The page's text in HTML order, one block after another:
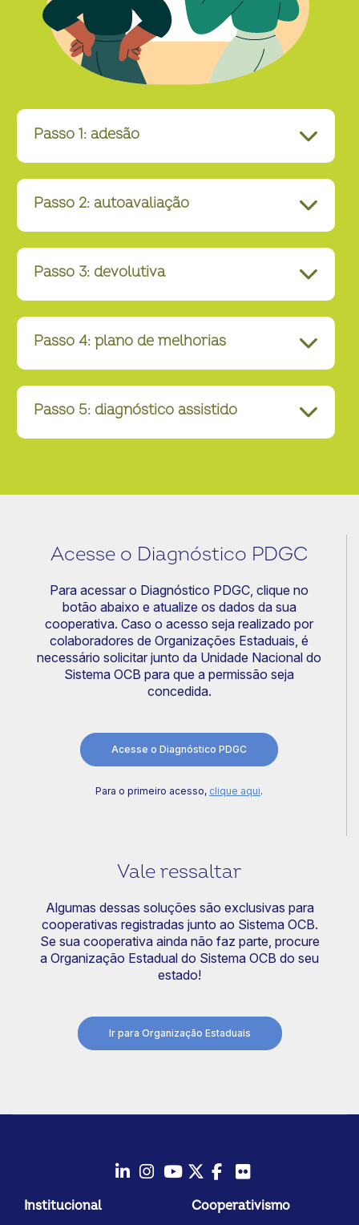
Passo 1: adesão
Passo 2: autoavaliação
Passo 3: devolutiva
Passo 4: plano de melhorias
Passo 5: diagnóstico assistido
Acesse o Diagnóstico PDGC
Para acessar o Diagnóstico PDGC, clique no
botão abaixo e atualize os dados da sua
cooperativa. Caso o acesso seja realizado por
colaboradores de Organizações Estaduais, é
necessário solicitar junto da Unidade Nacional do
Sistema OCB para que a permissão seja
concedida.
Acesse o Diagnóstico PDGC
Para o primeiro acesso, clique aqui.
Vale ressaltar
Algumas dessas soluções são exclusivas para
cooperativas registradas junto ao Sistema OCB.
Se sua cooperativa ainda não faz parte, procure
a Organização Estadual do Sistema OCB do seu
estado!
Ir para Organização Estaduais
Instagram
YoutubeTwitter/X
Facebook
Institucional Cooperativismo